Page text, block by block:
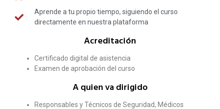
Aprende a tu propio tiempo, siguiendo el curso
directamente en nuestra plataforma
Acreditación
Certificado digital de asistencia
Examen de aprobación del curso
A quien va dirigido
Responsables y Técnicos de Seguridad, Médicos